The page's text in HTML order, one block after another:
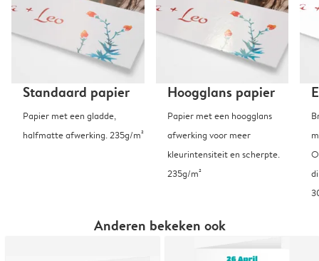
Standaard papier
Papier met een gladde,
halfmatte afwerking. 235g/m²
Hoogglans papier
Papier met een hoogglans
afwerking voor meer
kleurintensiteit en scherpte.
235g/m²
Anderen bekeken ook